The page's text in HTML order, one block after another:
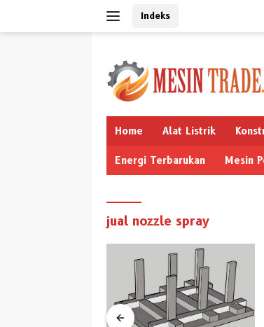
Indeks
Home Alat Listrik
Energi Terbarukan Mesin
jual nozzle spray